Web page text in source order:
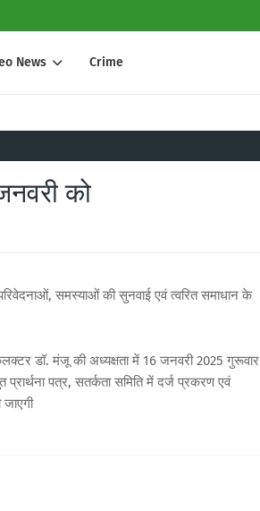
News Crime
को
समस्याओं की सुनवाई एवं त्वरित समाधान के
डॉ. मंजू की अध्यक्षता में 16 जनवरी 2025 गुरूवार
पत्र, सतर्कता समिति में दर्ज प्रकरण एवं